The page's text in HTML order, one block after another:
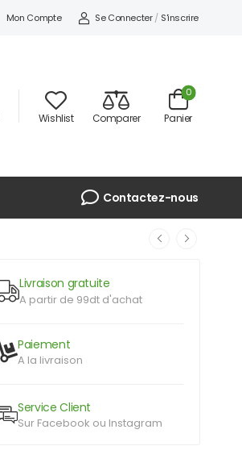
Mon Compte Se Connecter / S'inscrire
Wishlist Comparer Panier
0
Contactez-nous
Livraison gratuite
A partir de 99dt d'achat
Paiement
A la livraison
Service Client
Sur Facebook ou Instagram